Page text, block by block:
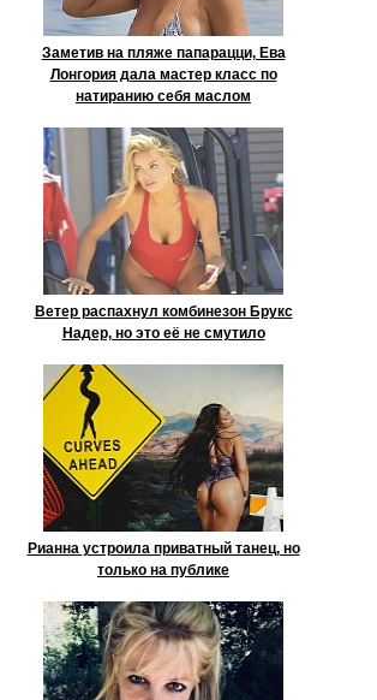
Заметив на пляже папарацци, Ева
Лонгория дала мастер класс по
натиранию себя маслом
Ветер распахнул комбинезон Брукс
Надер, но это её не смутило
Рианна устроила приватный танец, но
только на публике